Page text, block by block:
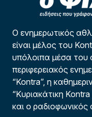
Ο ενημερωτικός
είναι μέλος του
υπόλοιπα μέσα του
περιφερειακός
“Kontra”, η
“Κυριακάτικη
και ο